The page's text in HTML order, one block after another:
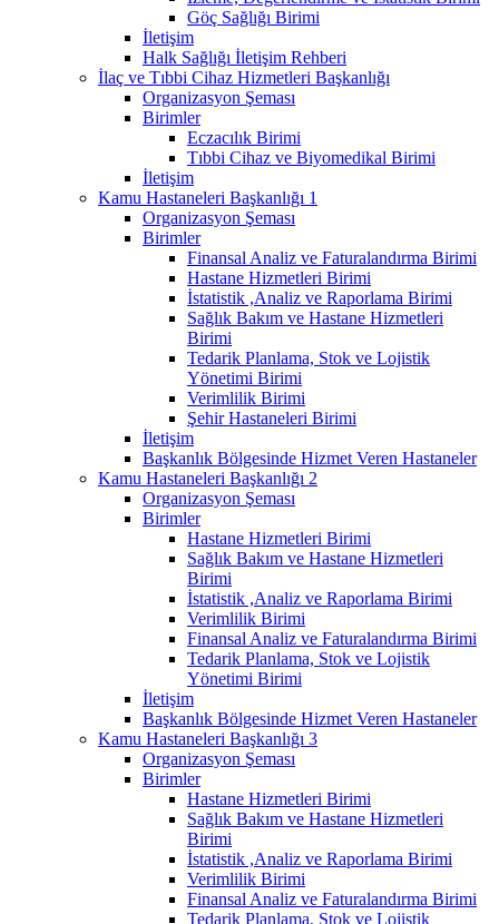
Göç Sağlığı Birimi
İletişim
Halk Sağlığı İletişim Rehberi
İlaç ve Tıbbi Cihaz Hizmetleri Başkanlığı
Organizasyon Şeması
Birimler
Eczacılık Birimi
Tıbbi Cihaz ve Biyomedikal Birimi
İletişim
Kamu Hastaneleri Başkanlığı 1
Organizasyon Şeması
Birimler
Finansal Analiz ve Faturalandırma Birimi
Hastane Hizmetleri Birimi
İstatistik ,Analiz ve Raporlama Birimi
Sağlık Bakım ve Hastane Hizmetleri
Birimi
Tedarik Planlama, Stok ve Lojistik
Yönetimi Birimi
Verimlilik Birimi
Şehir Hastaneleri Birimi
İletişim
Başkanlık Bölgesinde Hizmet Veren Hastaneler
Kamu Hastaneleri Başkanlığı 2
Organizasyon Şeması
Birimler
Hastane Hizmetleri Birimi
Sağlık Bakım ve Hastane Hizmetleri
Birimi
İstatistik ,Analiz ve Raporlama Birimi
Verimlilik Birimi
Finansal Analiz ve Faturalandırma Birimi
Tedarik Planlama, Stok ve Lojistik
Yönetimi Birimi
İletişim
Başkanlık Bölgesinde Hizmet Veren Hastaneler
Kamu Hastaneleri Başkanlığı 3
Organizasyon Şeması
Birimler
Hastane Hizmetleri Birimi
Sağlık Bakım ve Hastane Hizmetleri
Birimi
İstatistik ,Analiz ve Raporlama Birimi
Verimlilik Birimi
Finansal Analiz ve Faturalandırma Birimi
Tedarik Planlama, Stok ve Lojistik